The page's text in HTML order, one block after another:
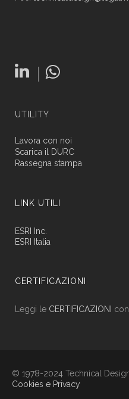
|
UTILITY
Lavora con noi
Scarica il DURC
Rassegna stampa
LINK UTILI
ESRI Inc.
ESRI Italia
CERTIFICAZIONI
Leggi le CERTIFICAZIONI
© 1978-2024 Technical
Cookies e Privacy